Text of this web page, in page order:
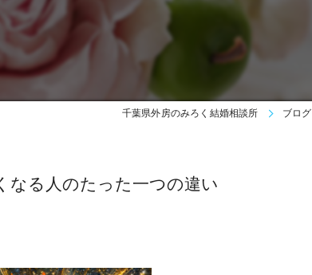
千葉県外房のみろく結婚相談所 ブログ
なる人のたった一つの違い